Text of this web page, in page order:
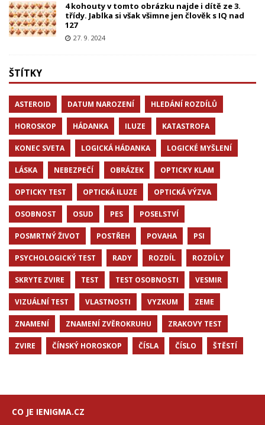
4 kohouty v tomto obrázku najde i dítě ze 3.
třídy. Jablka si však všimne jen člověk s IQ nad
127
27. 9. 2024
ŠTÍTKY
ASTEROID DATUM NAROZENÍ HLEDÁNÍ ROZDÍLŮ
HOROSKOP HÁDANKA ILUZE KATASTROFA
KONEC SVETA LOGICKÁ HÁDANKA LOGICKÉ MYŠLENÍ
LÁSKA NEBEZPEČÍ OBRÁZEK OPTICKY KLAM
OPTICKY TEST OPTICKÁ ILUZE OPTICKÁ VÝZVA
OSOBNOST OSUD PES POSELSTVÍ
POSMRTNÝ ŽIVOT POSTŘEH POVAHA PSI
PSYCHOLOGICKÝ TEST RADY ROZDÍL ROZDÍLY
SKRYTE ZVIRE TEST TEST OSOBNOSTI VESMIR
VIZUÁLNÍ TEST VLASTNOSTI VYZKUM ZEME
ZNAMENÍ ZNAMENÍ ZVĚROKRUHU ZRAKOVY TEST
ZVIRE ČÍNSKÝ HOROSKOP ČÍSLA ČÍSLO ŠTĚSTÍ
CO JE IENIGMA.CZ